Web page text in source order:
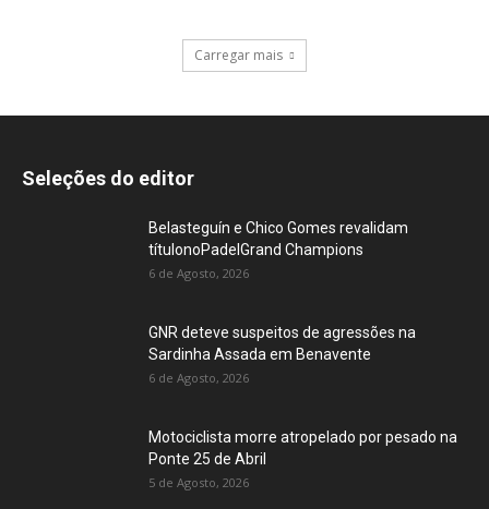
Carregar mais
Seleções do editor
Belasteguín e Chico Gomes revalidam
títulonoPadelGrand Champions
6 de Agosto, 2026
GNR deteve suspeitos de agressões na
Sardinha Assada em Benavente
6 de Agosto, 2026
Motociclista morre atropelado por pesado na
Ponte 25 de Abril
5 de Agosto, 2026